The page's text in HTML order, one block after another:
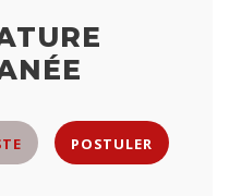
POSTULER